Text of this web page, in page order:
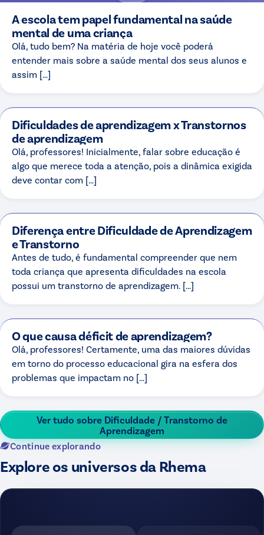
A escola tem papel fundamental na saúde
mental de uma criança
Olá, tudo bem? Na matéria de hoje você poderá
entender mais sobre a saúde mental dos seus alunos e
assim […]
Dificuldades de aprendizagem x Transtornos
de aprendizagem
Olá, professores! Inicialmente, falar sobre educação é
algo que merece toda a atenção, pois a dinâmica exigida
deve contar com […]
Diferença entre Dificuldade de Aprendizagem
e Transtorno
Antes de tudo, é fundamental compreender que nem
toda criança que apresenta dificuldades na escola
possui um transtorno de aprendizagem. […]
O que causa déficit de aprendizagem?
Olá, professores! Certamente, uma das maiores dúvidas
em torno do processo educacional gira na esfera dos
problemas que impactam no […]
Ver tudo sobre Dificuldade / Transtorno de
Aprendizagem
Continue explorando
Explore os universos da Rhema